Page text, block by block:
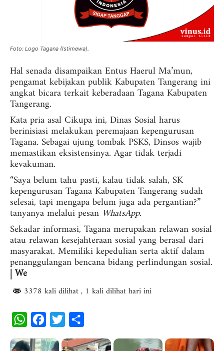
Foto: Logo Tagana (Istimewa).
Hal senada disampaikan Entus Haerul Ma’mun,
pengamat kebijakan publik Kabupaten Tangerang ini
angkat bicara terkait keberadaan Tagana Kabupaten
Tangerang.
Kata pria asal Cikupa ini, Dinas Sosial harus
berinisiasi melakukan peremajaan kepengurusan
Tagana. Sebagai ujung tombak PSKS, Dinsos wajib
memastikan eksistensinya. Agar tidak terjadi
kevakuman.
“Saya belum tahu pasti, kalau tidak salah, SK
kepengurusan Tagana Kabupaten Tangerang sudah
selesai, tapi mengapa belum juga ada pergantian?”
tanyanya melalui pesan WhatsApp.
Sekadar informasi, Tagana merupakan relawan sosial
atau relawan kesejahteraan sosial yang berasal dari
masyarakat. Memiliki kepedulian serta aktif dalam
penanggulangan bencana bidang perlindungan sosial.
| We
3378 kali dilihat, 1 kali dilihat hari ini
W